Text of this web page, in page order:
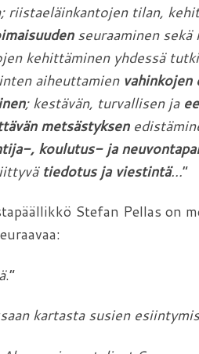
riistaeläinkantojen tilan,
seuraaminen
kehittäminen yhdessä
aiheuttamien vahinkojen
; kestävän, turvallisen ja
metsästyksen
, koulutus- ja
tiedotus ja viestintä…”
Stefan Pellas on
.”
kartasta susien